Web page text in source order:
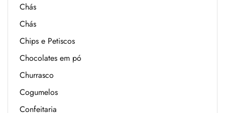
Chás
Chás
Chips e Petiscos
Chocolates em pó
Churrasco
Cogumelos
Confeitaria